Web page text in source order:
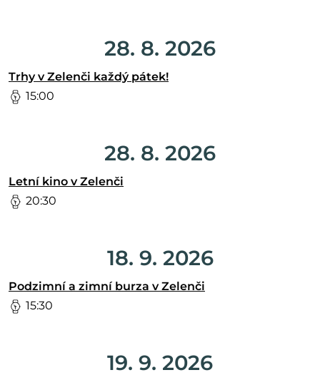
28. 8. 2026
Trhy v Zelenči každý pátek!
15:00
28. 8. 2026
Letní kino v Zelenči
20:30
18. 9. 2026
Podzimní a zimní burza v Zelenči
15:30
19. 9. 2026